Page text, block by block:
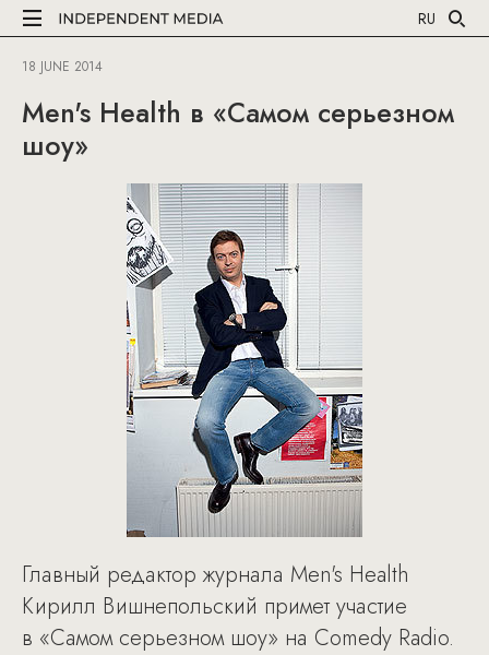
RU
18 JUNE 2014
Men's Health в «Самом серьезном
шоу»
Главный редактор журнала Men's Health
Кирилл Вишнепольский примет участие
в «Самом серьезном шоу» на Comedy Radio.